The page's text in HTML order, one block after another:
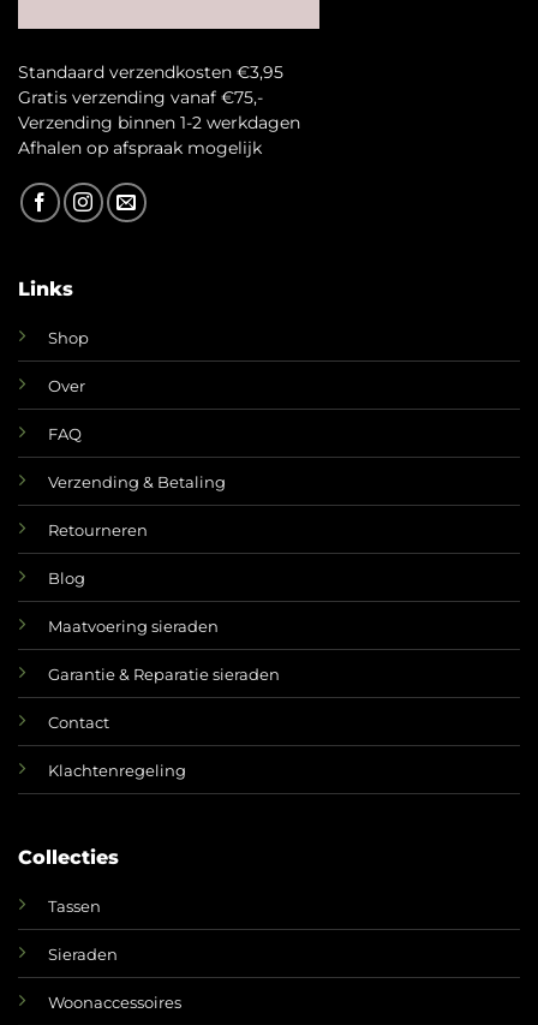
Standaard verzendkosten €3,95
Gratis verzending vanaf €75,-
Verzending binnen 1-2 werkdagen
Afhalen op afspraak mogelijk
Links
Shop
Over
FAQ
Verzending & Betaling
Retourneren
Blog
Maatvoering sieraden
Garantie & Reparatie sieraden
Contact
Klachtenregeling
Collecties
Tassen
Sieraden
Woonaccessoires